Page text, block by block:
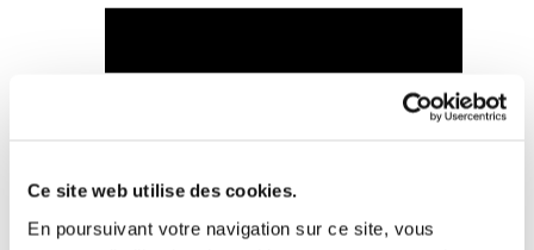
Ce site web utilise des cookies.
En poursuivant votre navigation sur ce site, vous
Autonomie des élevages
Economie de ressources